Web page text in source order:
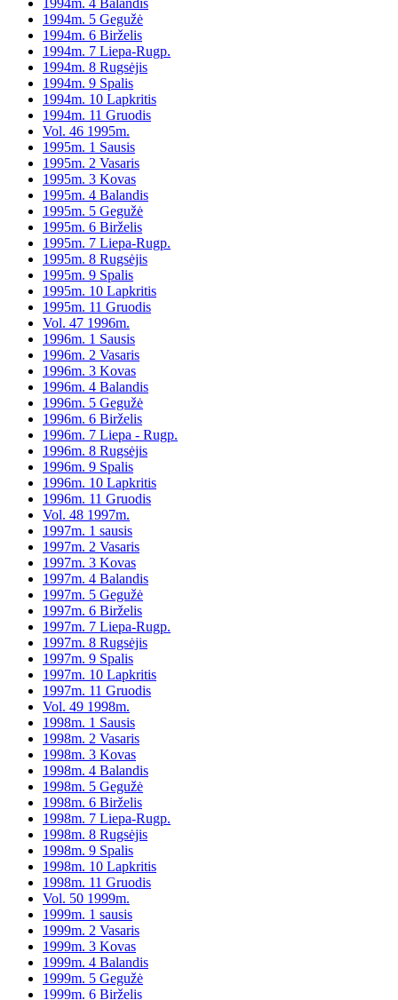
1994m. 4 Balandis
1994m. 5 Gegužė
1994m. 6 Birželis
1994m. 7 Liepa-Rugp.
1994m. 8 Rugsėjis
1994m. 9 Spalis
1994m. 10 Lapkritis
1994m. 11 Gruodis
Vol. 46 1995m.
1995m. 1 Sausis
1995m. 2 Vasaris
1995m. 3 Kovas
1995m. 4 Balandis
1995m. 5 Gegužė
1995m. 6 Birželis
1995m. 7 Liepa-Rugp.
1995m. 8 Rugsėjis
1995m. 9 Spalis
1995m. 10 Lapkritis
1995m. 11 Gruodis
Vol. 47 1996m.
1996m. 1 Sausis
1996m. 2 Vasaris
1996m. 3 Kovas
1996m. 4 Balandis
1996m. 5 Gegužė
1996m. 6 Birželis
1996m. 7 Liepa - Rugp.
1996m. 8 Rugsėjis
1996m. 9 Spalis
1996m. 10 Lapkritis
1996m. 11 Gruodis
Vol. 48 1997m.
1997m. 1 sausis
1997m. 2 Vasaris
1997m. 3 Kovas
1997m. 4 Balandis
1997m. 5 Gegužė
1997m. 6 Birželis
1997m. 7 Liepa-Rugp.
1997m. 8 Rugsėjis
1997m. 9 Spalis
1997m. 10 Lapkritis
1997m. 11 Gruodis
Vol. 49 1998m.
1998m. 1 Sausis
1998m. 2 Vasaris
1998m. 3 Kovas
1998m. 4 Balandis
1998m. 5 Gegužė
1998m. 6 Birželis
1998m. 7 Liepa-Rugp.
1998m. 8 Rugsėjis
1998m. 9 Spalis
1998m. 10 Lapkritis
1998m. 11 Gruodis
Vol. 50 1999m.
1999m. 1 sausis
1999m. 2 Vasaris
1999m. 3 Kovas
1999m. 4 Balandis
1999m. 5 Gegužė
1999m. 6 Birželis